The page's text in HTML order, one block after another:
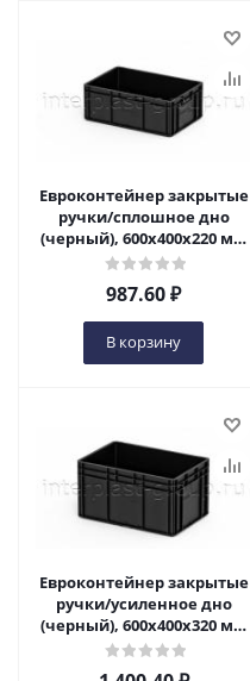
Евроконтейнер закрытые
ручки/сплошное дно
(черный), 600x400x220 мм
в Ульяновске
987.60₽
В корзину
Евроконтейнер закрытые
ручки/усиленное дно
(черный), 600x400x320 мм
в Ульяновске